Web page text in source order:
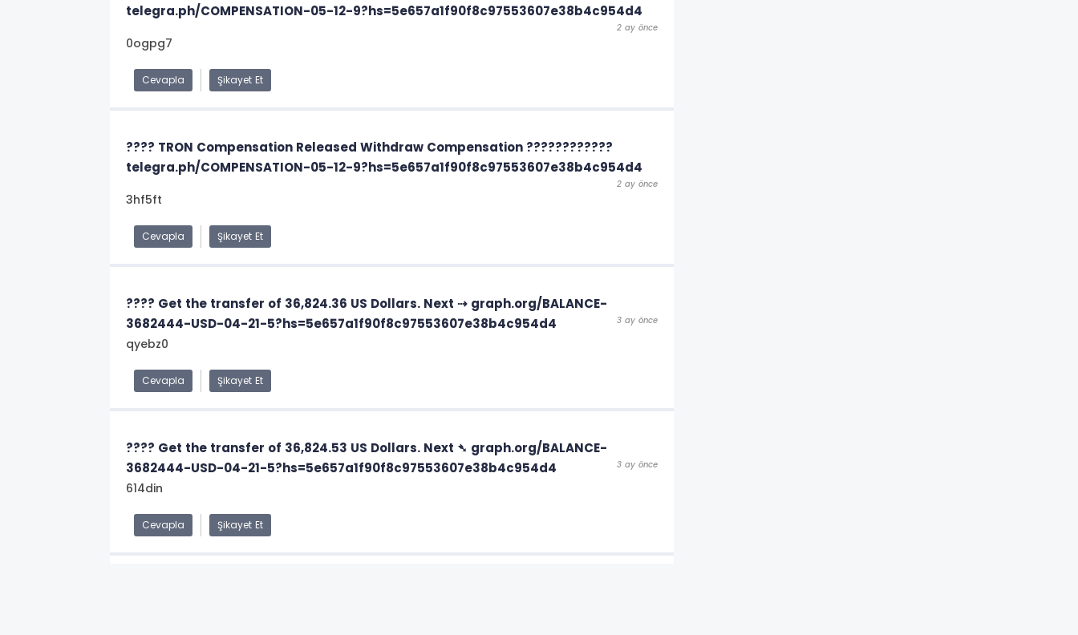
telegra.ph/COMPENSATION-05-12-9?hs=5e657a1f90f8c97553607e38b4c954d4
2 ay önce
0ogpg7
Cevapla Şikayet Et
???? TRON Compensation Released Withdraw Compensation ????????????
telegra.ph/COMPENSATION-05-12-9?hs=5e657a1f90f8c97553607e38b4c954d4
2 ay önce
3hf5ft
Cevapla Şikayet Et
???? Get the transfer of 36,824.36 US Dollars. Next ⇢ graph.org/BALANCE-
3682444-USD-04-21-5?hs=5e657a1f90f8c97553607e38b4c954d4
3 ay önce
qyebz0
Cevapla Şikayet Et
???? Get the transfer of 36,824.53 US Dollars. Next ➴ graph.org/BALANCE-
3682444-USD-04-21-5?hs=5e657a1f90f8c97553607e38b4c954d4
3 ay önce
614din
Cevapla Şikayet Et